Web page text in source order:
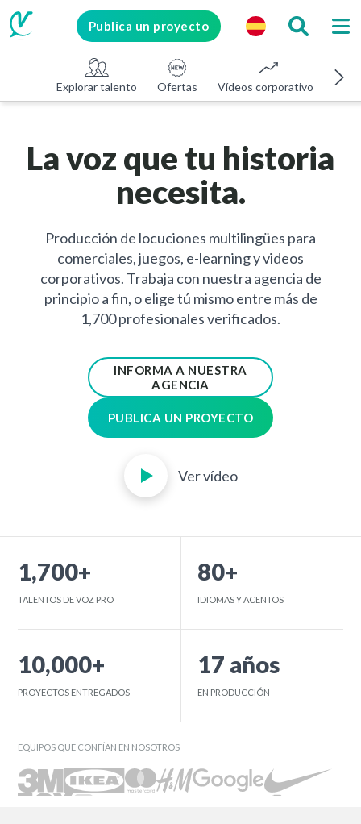
Publica un proyecto
Explorar talento Ofertas Vídeos corporativos E-
La voz que tu historia
necesita.
Producción de locuciones multilingües para
comerciales, juegos, e-learning y videos
corporativos. Trabaja con nuestra agencia de
principio a fin, o elige tú mismo entre más de
1,700 profesionales verificados.
INFORMA A NUESTRA
AGENCIA
PUBLICA UN PROYECTO
Ver vídeo
1,700+
TALENTOS DE VOZ PRO
80+
IDIOMAS Y ACENTOS
10,000+
PROYECTOS ENTREGADOS
17 años
EN PRODUCCIÓN
EQUIPOS QUE CONFÍAN EN NOSOTROS